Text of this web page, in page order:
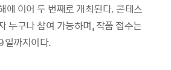
에 이어 두 번째로 개최된다.콘테스
누구나 참여 가능하며,작품 접수는
일까지이다.